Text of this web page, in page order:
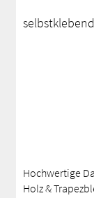
selbstklebend
Hochwertige
Holz &